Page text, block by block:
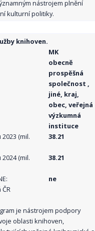
nástrojem plnění
kulturní politiky.
knihoven.
MK
obecně
prospěšná
společnost ,
jiné, kraj,
obec, veřejná
výzkumná
instituce
(mil.
38.21
(mil.
38.21
ne
ČR
je nástrojem podpory
oblasti knihoven,